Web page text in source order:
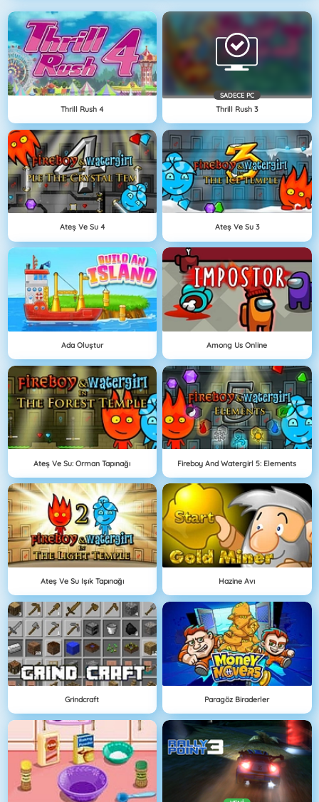
Thrill Rush 4
SADECE PC
Thrill Rush 3
Ateş Ve Su 4 Ateş Ve Su 3
Ada Oluştur Among Us Online
Ateş Ve Su: Orman Tapınağı Fireboy And Watergirl 5: Elements
Ateş Ve Su Işık Tapınağı Hazine Avı
Grindcraft Paragöz Biraderler